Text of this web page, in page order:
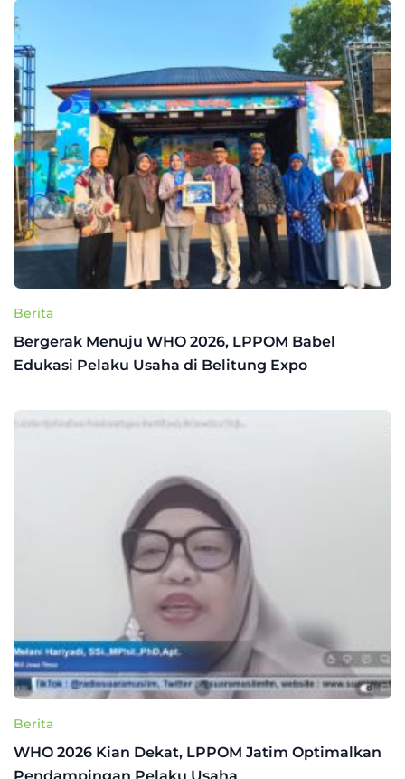
Berita
Bergerak Menuju WHO 2026, LPPOM Babel
Edukasi Pelaku Usaha di Belitung Expo
Berita
WHO 2026 Kian Dekat, LPPOM Jatim Optimalkan